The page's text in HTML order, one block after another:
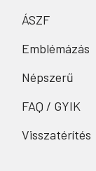
ÁSZF
Emblémázás
Népszerű
FAQ / GYIK
Visszatérítés